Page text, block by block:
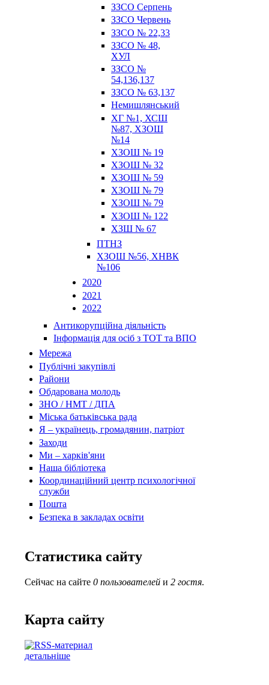
ЗЗСО Серпень
ЗЗСО Червень
ЗЗСО № 22,33
ЗЗСО № 48,
ХУЛ
ЗЗСО №
54,136,137
ЗЗСО № 63,137
Немишлянський
ХГ №1, ХСШ
№87, ХЗОШ
№14
ХЗОШ № 19
ХЗОШ № 32
ХЗОШ № 59
ХЗОШ № 79
ХЗОШ № 79
ХЗОШ № 122
ХЗШ № 67
ПТНЗ
ХЗОШ №56, ХНВК
№106
2020
2021
2022
Антикорупційна діяльність
Інформація для осіб з ТОТ та ВПО
Мережа
Публічні закупівлі
Райони
Обдарована молодь
ЗНО / НМТ / ДПА
Міська батьківська рада
Я – українець, громадянин, патріот
Заходи
Ми – харків'яни
Наша бібліотека
Координаційний центр психологічної
служби
Пошта
Безпека в закладах освіти
Статистика сайту
Сейчас на сайте 0 пользователей и 2 гостя.
Карта сайту
детальніше